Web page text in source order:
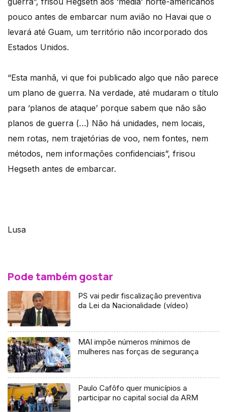
pouco antes de embarcar num avião no Havai que o
levará até Guam, um território não incorporado dos
Estados Unidos.
“Esta manhã, vi que foi publicado algo que não parece
um plano de guerra. Na verdade, até mudaram o título
para ‘planos de ataque’ porque sabem que não são
planos de guerra (…) Não há unidades, nem locais,
nem rotas, nem trajetórias de voo, nem fontes, nem
métodos, nem informações confidenciais”, frisou
Hegseth antes de embarcar.
Lusa
Pode também gostar
PS vai pedir fiscalização preventiva
da Lei da Nacionalidade (vídeo)
MAI impõe números mínimos de
mulheres nas forças de segurança
Paulo Cafôfo quer municípios a
participar no capital social da ARM